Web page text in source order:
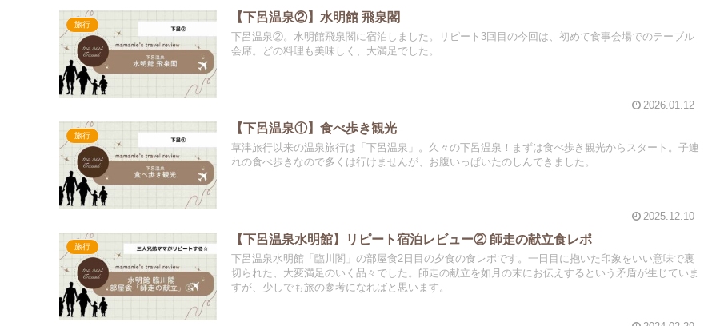
旅行
【下呂温泉②】水明館 飛泉閣
下呂温泉②。水明館飛泉閣に宿泊しました。リピート3回目の今回は、初めて食事会場でのテーブル
会席。どの料理も美味しく、大満足でした。
2026.01.12
旅行
【下呂温泉①】食べ歩き観光
草津旅行以来の温泉旅行は「下呂温泉」。久々の下呂温泉！まずは食べ歩き観光からスタート。子連
れの食べ歩きなので多くは行けませんが、お腹いっぱいたのしんできました。
2025.12.10
旅行
【下呂温泉水明館】リピート宿泊レビュー② 師走の献立食レポ
下呂温泉水明館「臨川閣」の部屋食2日目の夕食の食レポです。一日目に抱いた印象をいい意味で裏
切られた、大変満足のいく品々でした。師走の献立を如月の末にお伝えするという矛盾が生じていま
すが、少しでも旅の参考になればと思います。